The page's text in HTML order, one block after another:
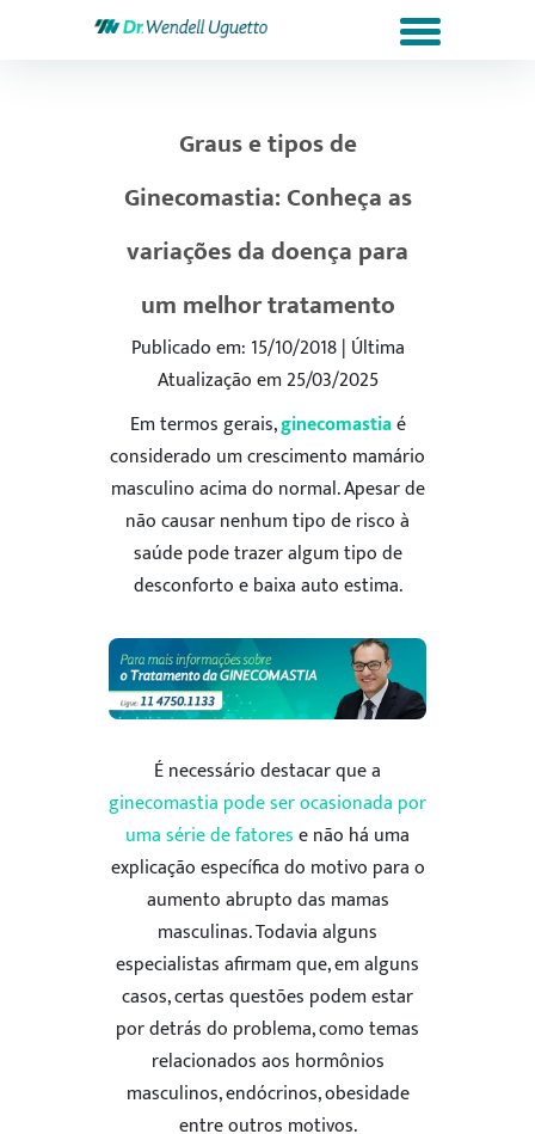
Graus e tipos de
Ginecomastia: Conheça as
variações da doença para
um melhor tratamento
Publicado em: 15/10/2018 | Última
Atualização em 25/03/2025
Em termos gerais,ginecomastiaé
considerado um crescimento mamário
masculino acima do normal. Apesar de
não causar nenhum tipo de risco à
saúde pode trazer algum tipo de
desconforto e baixa auto estima.
É necessário destacar que a
ginecomastia pode ser ocasionada por
uma série de fatorese não há uma
explicação específica do motivo para o
aumento abrupto das mamas
masculinas. Todavia alguns
especialistas afirmam que, em alguns
casos, certas questões podem estar
por detrás do problema, como temas
relacionados aos hormônios
masculinos, endócrinos, obesidade
entre outros motivos.